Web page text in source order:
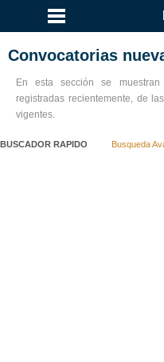
Convocatorias
En esta sección se muestran
registradas recientemente, de
vigentes.
BUSCADOR RAPIDO Busqueda